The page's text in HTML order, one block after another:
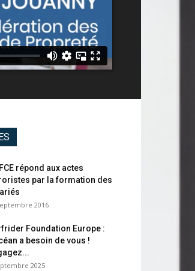
répond aux actes
par la formation des
2016
Foundation Europe :
a besoin de vous !
2025